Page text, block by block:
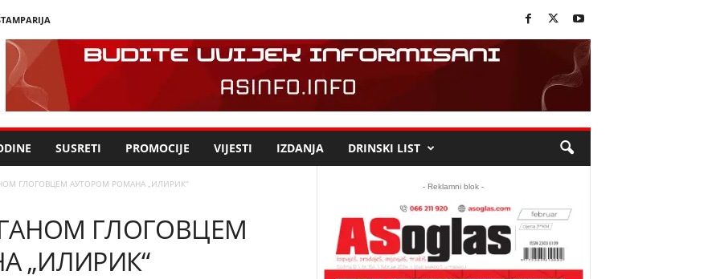
SUSRETI PROMOCIJE VIJESTI IZDANJA DRINSKI LIST
ГЛОГОВЦЕМ АУТОРОМ РОМАНА „ИЛИРИК“
ГЛОГОВЦЕМ
„ИЛИРИК“
- Reklamni blok -